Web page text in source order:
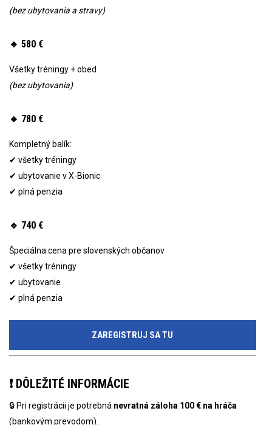
(bez ubytovania a stravy)
🔹 580 €
Všetky tréningy + obed
(bez ubytovania)
🔹 780 €
Kompletný balík:
✔ všetky tréningy
✔ ubytovanie v X-Bionic
✔ plná penzia
🔹 740 €
Špeciálna cena pre slovenských občanov
✔ všetky tréningy
✔ ubytovanie
✔ plná penzia
ZAREGISTRUJ SA TU
❗ DÔLEŽITÉ INFORMÁCIE
🔒 Pri registrácii je potrebná nevratná záloha 100 € na hráča
(bankovým prevodom).